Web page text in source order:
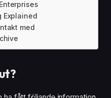
Explained
med